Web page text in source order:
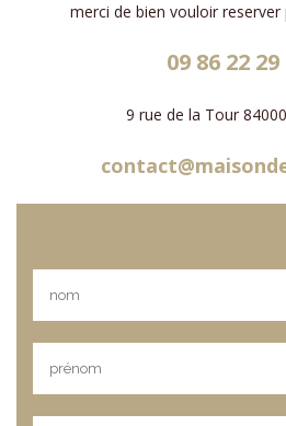
merci de bien vouloir
09 86 22 29
9 rue de la Tour